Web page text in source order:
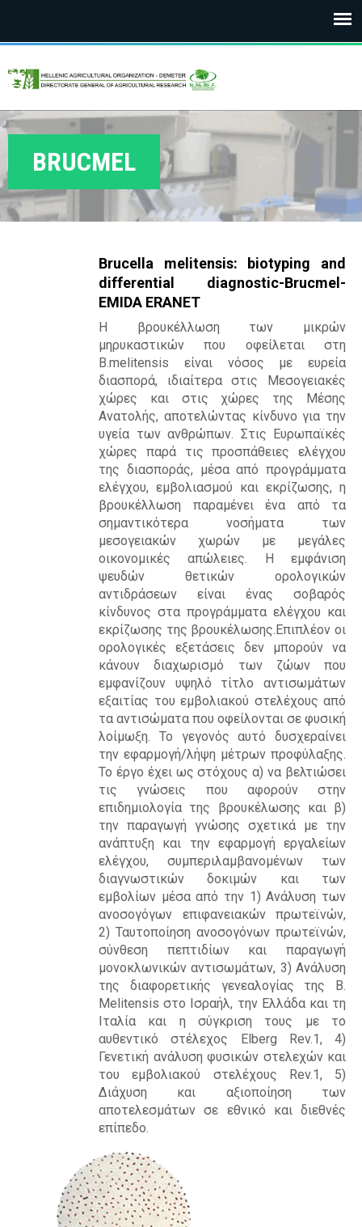
E
G
D
E
Language Selection
BRUCMEL
Brucella melitensis: biotyping and
differential diagnostic-Brucmel-
ΕMIDA ERANET
Η βρουκέλλωση των μικρών
μηρυκαστικών που οφείλεται στη
B.melitensis είναι νόσος με ευρεία
διασπορά, ιδιαίτερα στις Μεσογειακές
χώρες και στις χώρες της Μέσης
Ανατολής, αποτελώντας κίνδυνο για την
υγεία των ανθρώπων. Στις Ευρωπαϊκές
χώρες παρά τις προσπάθειες ελέγχου
της διασποράς, μέσα από προγράμματα
ελέγχου, εμβολιασμού και εκρίζωσης, η
βρουκέλλωση παραμένει ένα από τα
σημαντικότερα νοσήματα των
μεσογειακών χωρών με μεγάλες
οικονομικές απώλειες. Η εμφάνιση
ψευδών θετικών ορολογικών
αντιδράσεων είναι ένας σοβαρός
κίνδυνος στα προγράμματα ελέγχου και
εκρίζωσης της βρουκέλωσης.Επιπλέον οι
ορολογικές εξετάσεις δεν μπορούν να
κάνουν διαχωρισμό των ζώων που
εμφανίζουν υψηλό τίτλο αντισωμάτων
εξαιτίας του εμβολιακού στελέχους από
τα αντισώματα που οφείλονται σε φυσική
λοίμωξη. Το γεγονός αυτό δυσχεραίνει
την εφαρμογή/λήψη μέτρων προφύλαξης.
Το έργο έχει ως στόχους α) να βελτιώσει
τις γνώσεις που αφορούν στην
επιδημιολογία της βρουκέλωσης και β)
την παραγωγή γνώσης σχετικά με την
ανάπτυξη και την εφαρμογή εργαλείων
ελέγχου, συμπεριλαμβανομένων των
διαγνωστικών δοκιμών και των
εμβολίων μέσα από την 1) Ανάλυση των
ανοσογόγων επιφανειακών πρωτεϊνών,
2) Ταυτοποίηση ανοσογόνων πρωτεϊνών,
σύνθεση πεπτιδίων και παραγωγή
μονοκλωνικών αντισωμάτων, 3) Ανάλυση
της διαφορετικής γενεαλογίας της B.
Melitensis στο Ισραήλ, την Ελλάδα και τη
Ιταλία και η σύγκριση τους με το
αυθεντικό στέλεχος Elberg Rev.1, 4)
Γενετική ανάλυση φυσικών στελεχών και
του εμβολιακού στελέχους Rev.1, 5)
Διάχυση και αξιοποίηση των
αποτελεσμάτων σε εθνικό και διεθνές
επίπεδο.